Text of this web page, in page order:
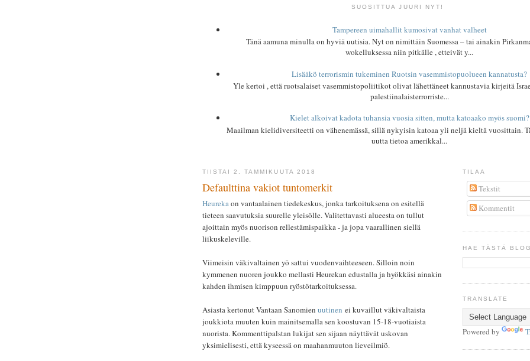
SUOSITTUA JUURI NYT!
Tampereen uimahallit kumosivat vanhat valheet
Tänä aamuna minulla on hyviä uutisia. Nyt on nimittäin Suomessa – tai ainakin
wokelluksessa niin pitkälle , etteivät y...
Lisääkö terrorismin tukeminen Ruotsin vasemmistopuolueen kannatusta?
Yle kertoi , että ruotsalaiset vasemmistopoliitikot olivat lähettäneet kannustavia kirjeitä
palestiinalaisterrorriste...
Kielet alkoivat kadota tuhansia vuosia sitten, mutta katoaako myös suomi?
Maailman kielidiversiteetti on vähenemässä, sillä nykyisin katoaa yli neljä kieltä vuosittain.
uutta tietoa amerikkal...
TIISTAI 2. TAMMIKUUTA 2018
Defaulttina vakiot tuntomerkit
Heurekaon vantaalainen tiedekeskus, jonka tarkoituksena on esitellä
tieteen saavutuksia suurelle yleisölle. Valitettavasti alueesta on tullut
ajoittain myös nuorison rellestämispaikka - ja jopa vaarallinen siellä
liikuskeleville.
Viimeisin väkivaltainen yö sattui vuodenvaihteeseen. Silloin noin
kymmenen nuoren joukko mellasti Heurekan edustalla ja hyökkäsi ainakin
kahden ihmisen kimppuun ryöstötarkoituksessa.
Asiasta kertonut Vantaan Sanomien uutinen ei kuvaillut väkivaltaista
joukkiota muuten kuin mainitsemalla sen koostuvan 15-18-vuotiaista
nuorista. Kommenttipalstan lukijat sen sijaan näyttävät uskovan
yksimielisesti, että kyseessä on maahanmuuton lieveilmiö.
TILAA
Tekstit
Kommentit
HAE TÄSTÄ
TRANSLATE
Powered by